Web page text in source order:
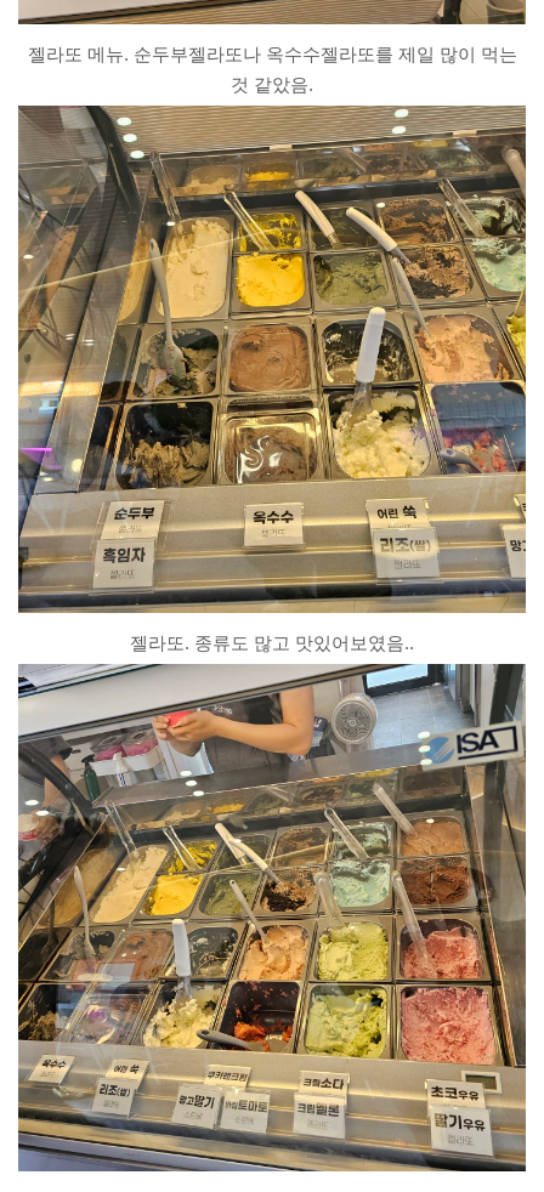
젤라또 메뉴. 순두부젤라또나 옥수수젤라또를 제일 많이 먹는
것 같았음.
젤라또. 종류도 많고 맛있어보였음..